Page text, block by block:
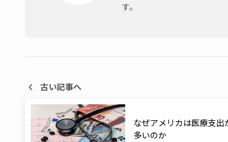
す。
古い記事へ
なぜアメリカは医療支出
多いのか